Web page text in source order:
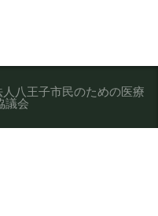
八王子市民のための医療
議会